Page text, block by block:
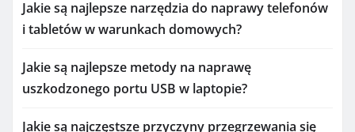
Jakie są najlepsze narzędzia do naprawy telefonów
i tabletów w warunkach domowych?
Jakie są najlepsze metody na naprawę
uszkodzonego portu USB w laptopie?
Jakie są najczęstsze przyczyny przegrzewania się